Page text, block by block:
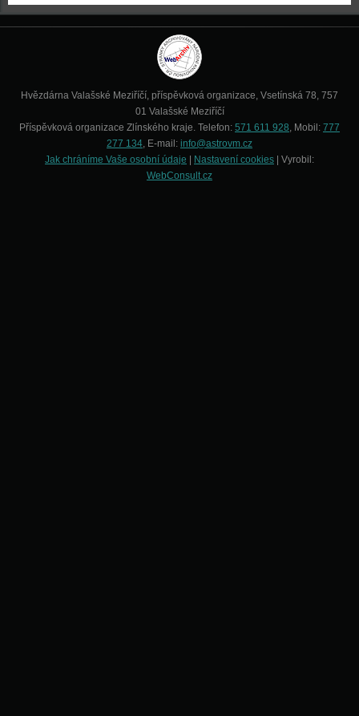
Hvězdárna Valašské Meziříčí, příspěvková organizace, Vsetínská 78, 757
01 Valašské Meziříčí
Příspěvková organizace Zlínského kraje. Telefon: 571 611 928, Mobil: 777
277 134, E-mail: info@astrovm.cz
Jak chráníme Vaše osobní údaje
Nastavení cookies | Vyrobil:
WebConsult.cz